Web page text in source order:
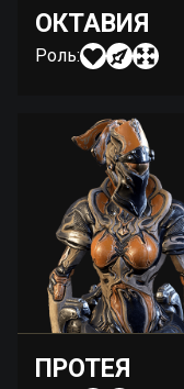
ОКТАВИЯ
Роль:
ПРОТЕЯ